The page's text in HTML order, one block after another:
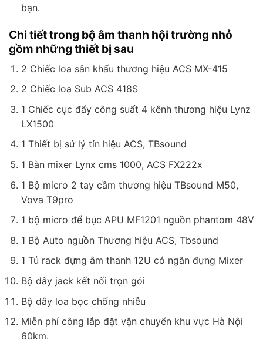
bạn.
Chi tiết trong bộ âm thanh hội trường nhỏ
gồm những thiết bị sau
2 Chiếc loa sân khấu thương hiệu ACS MX-415
2 Chiếc loa Sub ACS 418S
1 Chiếc cục đẩy công suất 4 kênh thương hiệu Lynz
LX1500
1 Thiết bị sử lý tín hiệu ACS, TBsound
1 Bàn mixer Lynx cms 1000, ACS FX222x
1 Bộ micro 2 tay cầm thương hiệu TBsound M50,
Vova T9pro
1 bộ micro để bục APU MF1201 nguồn phantom 48V
1 Bộ Auto nguồn Thương hiệu ACS, Tbsound
1 Tủ rack đựng âm thanh 12U có ngăn đựng Mixer
Bộ dây jack kết nối trọn gói
Bộ dây loa bọc chống nhiễu
Miễn phí công lắp đặt vận chuyển khu vực Hà Nội
60km.